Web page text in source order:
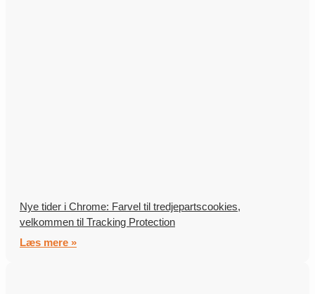
Nye tider i Chrome: Farvel til tredjepartscookies,
velkommen til Tracking Protection
Læs mere »